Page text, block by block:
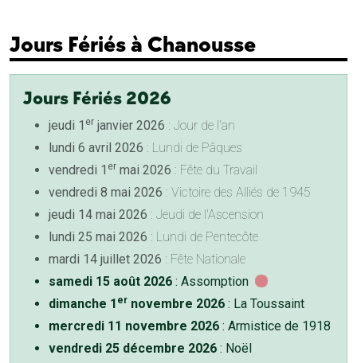
Jours Fériés à Chanousse
Jours Fériés 2026
jeudi 1 er janvier 2026 : Jour de l'an
lundi 6 avril 2026 : Lundi de Pâques
vendredi 1 er mai 2026 : Fête du Travail
vendredi 8 mai 2026 : Victoire des Alliés de 1945
jeudi 14 mai 2026 : Jeudi de l'Ascension
lundi 25 mai 2026 : Lundi de Pentecôte
mardi 14 juillet 2026 : Fête Nationale
samedi 15 août 2026 : Assomption
dimanche 1 er novembre 2026 : La Toussaint
mercredi 11 novembre 2026 : Armistice de 1918
vendredi 25 décembre 2026 : Noël